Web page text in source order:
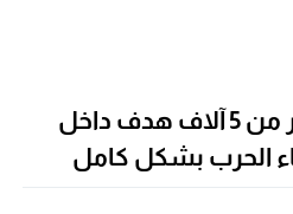
ترامب: استهدفنا أكثر من 5 آلاف هدف داخل
الحرب بشكل كامل